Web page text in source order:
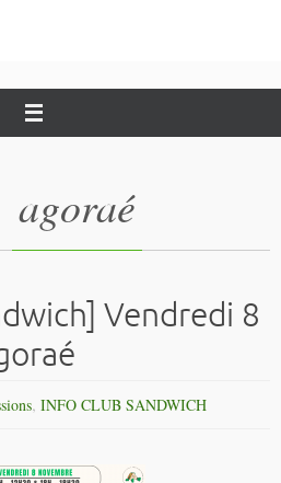
agoraé
Vendredi 8
, INFO CLUB SANDWICH